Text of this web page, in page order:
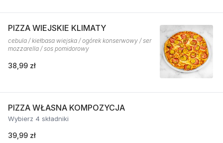
PIZZA WIEJSKIE KLIMATY
cebula / kiełbasa wiejska / ogórek konserwowy / ser
mozzarella / sos pomidorowy
38,99 zł
PIZZA WŁASNA KOMPOZYCJA
Wybierz 4 składniki
39,99 zł